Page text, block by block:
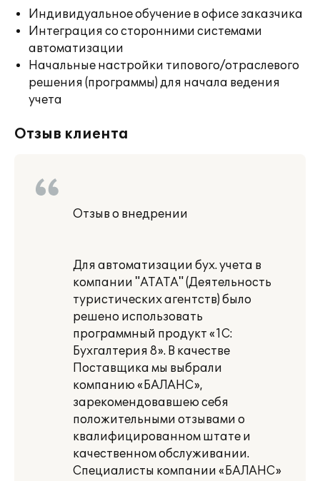
Индивидуальное обучение в офисе заказчика
Интеграция со сторонними системами
автоматизации
Начальные настройки типового/отраслевого
решения (программы) для начала ведения
учета
Отзыв клиента
Отзыв о внедрении
Для автоматизации бух. учета в
компании "АТАТА" (Деятельность
туристических агентств) было
решено использовать
программный продукт «1С:
Бухгалтерия 8». В качестве
Поставщика мы выбрали
компанию «БАЛАНС»,
зарекомендовавшею себя
положительными отзывами о
квалифицированном штате и
качественном обслуживании.
Специалисты компании «БАЛАНС»